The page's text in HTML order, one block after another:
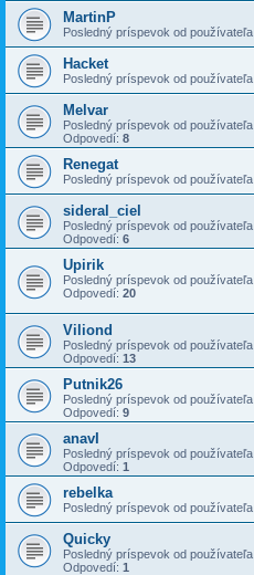
MartinP
Posledný príspevok od používateľa
Hacket
Posledný príspevok od používateľa
Melvar
Posledný príspevok od používateľa
Odpovedí: 8
Renegat
Posledný príspevok od používateľa
sideral_ciel
Posledný príspevok od používateľa
Odpovedí: 6
Upirik
Posledný príspevok od používateľa
Odpovedí: 20
Viliond
Posledný príspevok od používateľa
Odpovedí: 13
Putnik26
Posledný príspevok od používateľa
Odpovedí: 9
anavI
Posledný príspevok od používateľa
Odpovedí: 1
rebelka
Posledný príspevok od používateľa
Quicky
Posledný príspevok od používateľa
Odpovedí: 1